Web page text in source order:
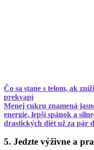
Čo sa stane s telom, ak
prekvapí
Menej cukru znamená
energie, lepší spánok a
drastických diét už za pár
5. Jedzte výživne a